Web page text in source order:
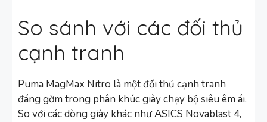
So sánh với các đối thủ
cạnh tranh
Puma MagMax Nitro là một đối thủ cạnh tranh
đáng gờm trong phân khúc giày chạy bộ siêu êm ái.
So với các dòng giày khác như ASICS Novablast 4,